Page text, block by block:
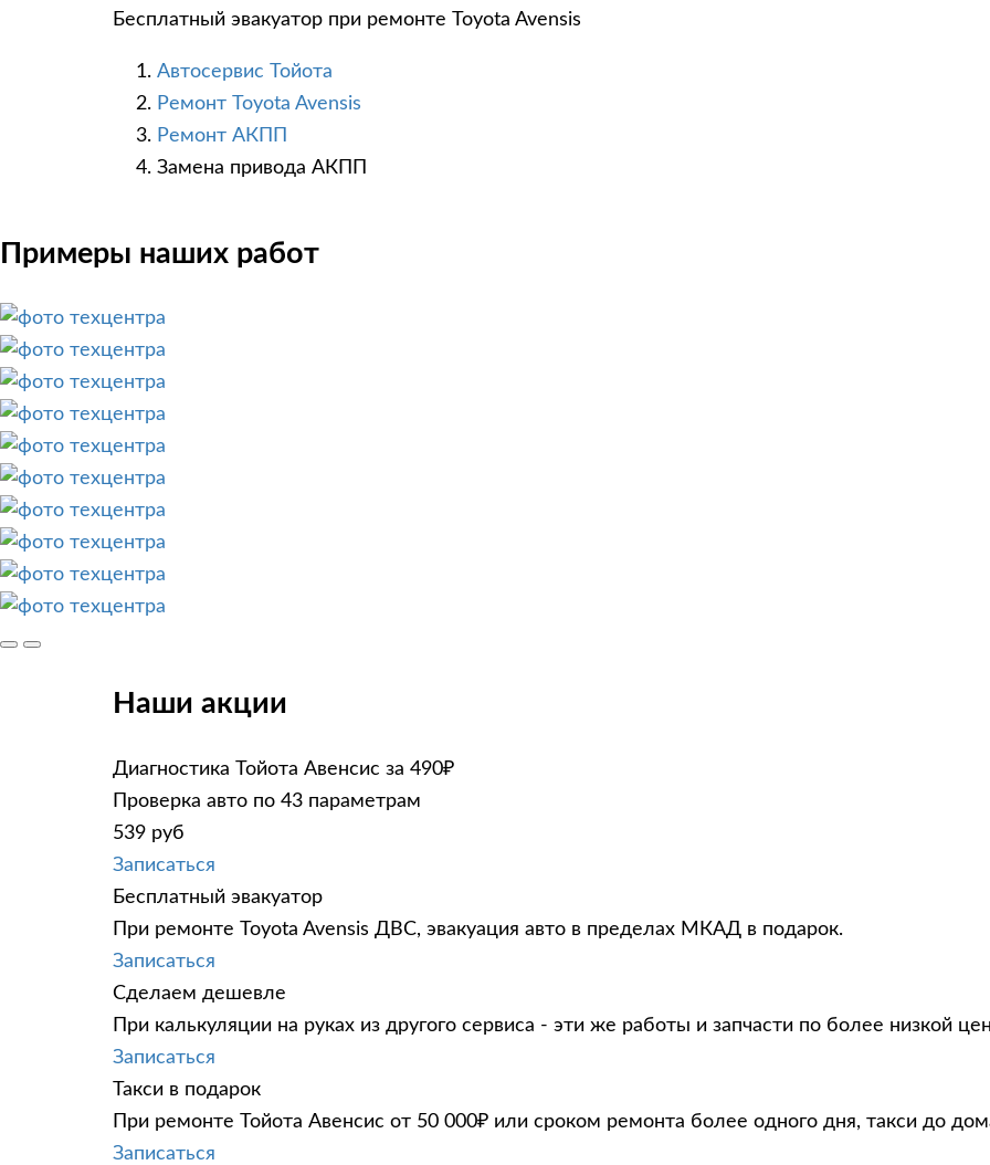
Бесплатный эвакуатор при ремонте Toyota Avensis
Автосервис Тойота
Ремонт Toyota Avensis
Ремонт АКПП
Замена привода АКПП
Примеры наших работ
Наши акции
Диагностика Тойота Авенсис за 490₽
Проверка авто по 43 параметрам
539 руб
Записаться
Бесплатный эвакуатор
При ремонте Toyota Avensis ДВС, эвакуация авто в пределах МКАД в подарок.
Записаться
Сделаем дешевле
При калькуляции на руках из другого сервиса - эти же работы и запчасти по более низкой
Записаться
Такси в подарок
При ремонте Тойота Авенсис от 50 000₽ или сроком ремонта более одного дня, такси до
Записаться